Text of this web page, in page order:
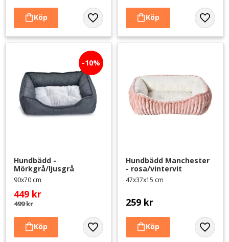
Lägg till i favoriter Lägg
Hundbädd -
Mörkgrå/ljusgrå
90x70 cm
449 kr
499kr
10%
Lägg till i favoriter
Hundbädd Manchester
- rosa/vintervit
47x37x15 cm
259 kr
Lägg